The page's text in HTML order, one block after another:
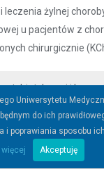
leczenia żylnej
u pacjentów z
chirurgicznie
i
z chorobą
(KChONiT)
leczenia nowotworów
Uniwersytetu
do ich
poprawiania sposobu
więcej
Akceptuję